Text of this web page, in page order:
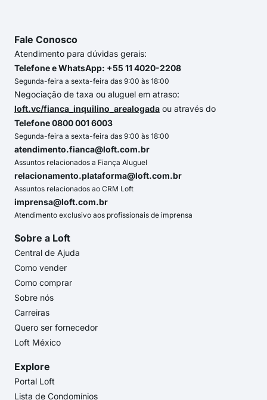
Fale Conosco
Atendimento para dúvidas gerais:
Telefone e WhatsApp: +55 11 4020-2208
Segunda-feira a sexta-feira das 9:00 às 18:00
Negociação de taxa ou aluguel em atraso:
loft.vc/fianca_inquilino_arealogada ou através do
Telefone 0800 001 6003
Segunda-feira a sexta-feira das 9:00 às 18:00
atendimento.fianca@loft.com.br
Assuntos relacionados a Fiança Aluguel
relacionamento.plataforma@loft.com.br
Assuntos relacionados ao CRM Loft
imprensa@loft.com.br
Atendimento exclusivo aos profissionais de imprensa
Sobre a Loft
Central de Ajuda
Como vender
Como comprar
Sobre nós
Carreiras
Quero ser fornecedor
Loft México
Explore
Portal Loft
Lista de Condomínios